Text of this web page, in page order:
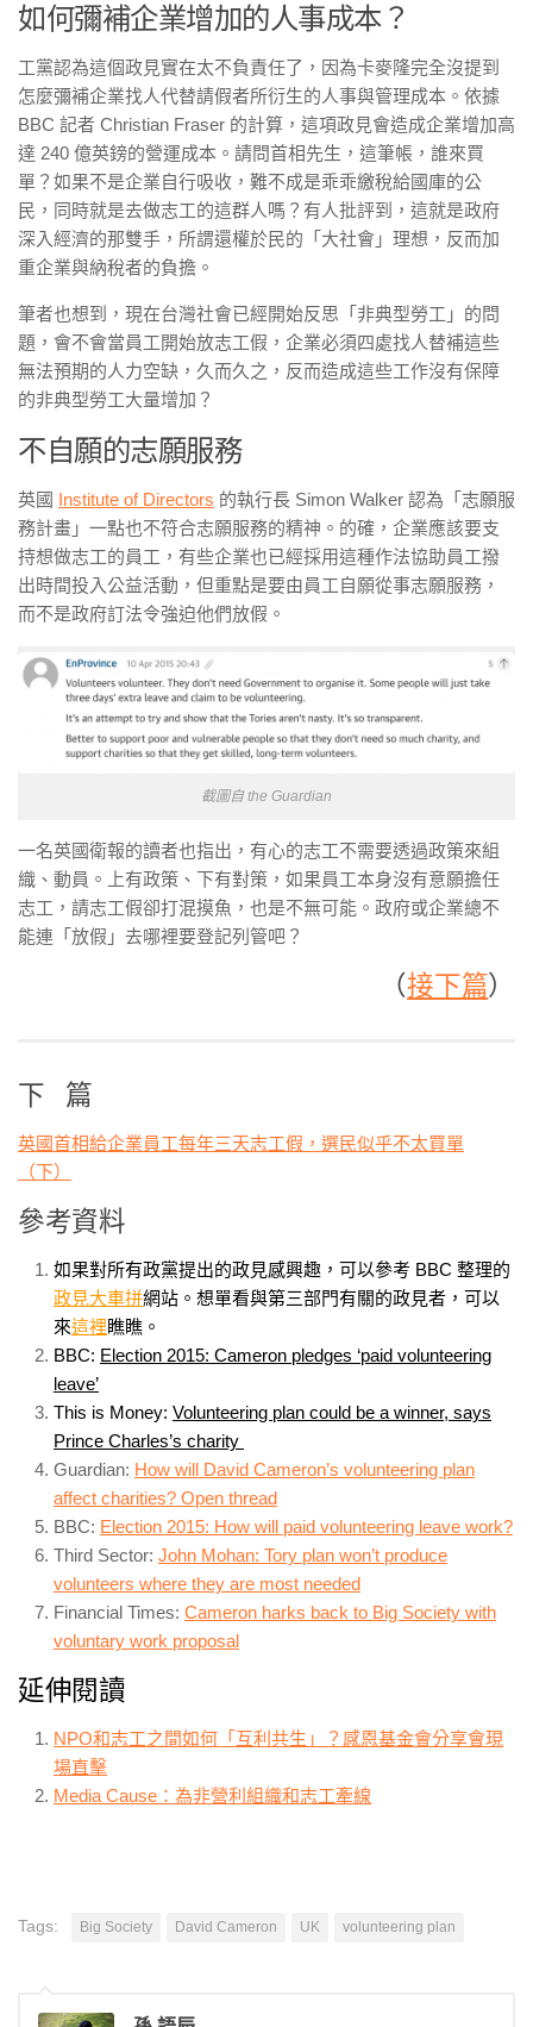
如何彌補企業增加的人事成本？
工黨認為這個政見實在太不負責任了，因為卡麥隆完全沒提到
怎麼彌補企業找人代替請假者所衍生的人事與管理成本。依據
BBC 記者 Christian Fraser 的計算，這項政見會造成企業增加高
達 240 億英鎊的營運成本。請問首相先生，這筆帳，誰來買
單？如果不是企業自行吸收，難不成是乖乖繳稅給國庫的公
民，同時就是去做志工的這群人嗎？有人批評到，這就是政府
深入經濟的那雙手，所謂還權於民的「大社會」理想，反而加
重企業與納稅者的負擔。
筆者也想到，現在台灣社會已經開始反思「非典型勞工」的問
題，會不會當員工開始放志工假，企業必須四處找人替補這些
無法預期的人力空缺，久而久之，反而造成這些工作沒有保障
的非典型勞工大量增加？
不自願的志願服務
英國 Institute of Directors 的執行長 Simon Walker 認為「志願服
務計畫」一點也不符合志願服務的精神。的確，企業應該要支
持想做志工的員工，有些企業也已經採用這種作法協助員工撥
出時間投入公益活動，但重點是要由員工自願從事志願服務，
而不是政府訂法令強迫他們放假。
截圖自 the Guardian
一名英國衛報的讀者也指出，有心的志工不需要透過政策來組
織、動員。上有政策、下有對策，如果員工本身沒有意願擔任
志工，請志工假卻打混摸魚，也是不無可能。政府或企業總不
能連「放假」去哪裡要登記列管吧？
（接下篇）
下 篇
英國首相給企業員工每年三天志工假，選民似乎不太買單
（下）
參考資料
如果對所有政黨提出的政見感興趣，可以參考 BBC 整理的
政見大車拼網站。想單看與第三部門有關的政見者，可以
來這裡瞧瞧。
BBC: Election 2015: Cameron pledges ‘paid volunteering
leave’
This is Money: Volunteering plan could be a winner, says
Prince Charles’s charity
Guardian: How will David Cameron’s volunteering plan
affect charities? Open thread
BBC: Election 2015: How will paid volunteering leave work?
Third Sector: John Mohan: Tory plan won’t produce
volunteers where they are most needed
Financial Times: Cameron harks back to Big Society with
voluntary work proposal
延伸閱讀
NPO和志工之間如何「互利共生」？感恩基金會分享會現
場直擊
Media Cause：為非營利組織和志工牽線
Tags: Big Society David Cameron UK volunteering plan